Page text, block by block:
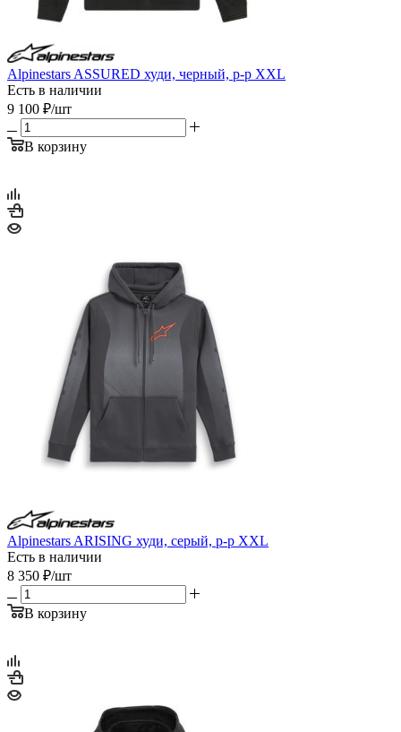
Alpinestars ASSURED худи, черный, р-р XXL
Есть в наличии
9 100 ₽/шт
В корзину
Alpinestars ARISING худи, серый, р-р XXL
Есть в наличии
8 350 ₽/шт
В корзину